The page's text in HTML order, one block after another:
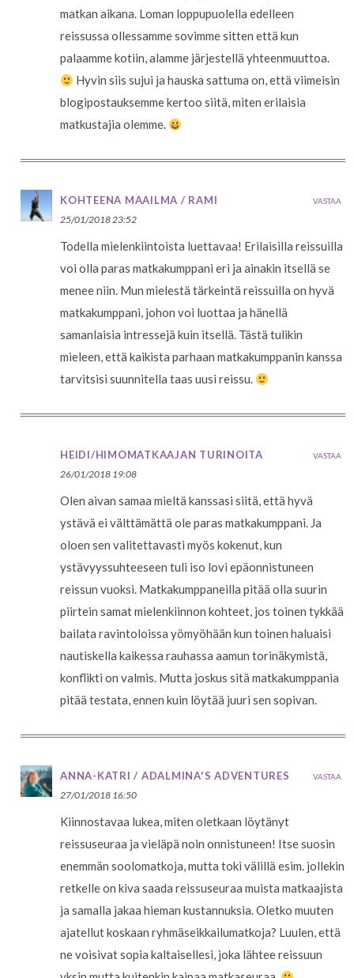
matkan aikana. Loman loppupuolella edelleen
reissussa ollessamme sovimme sitten että kun
palaamme kotiin, alamme järjestellä yhteenmuuttoa.
Hyvin siis sujui ja hauska sattuma on, että viimeisin
blogipostauksemme kertoo siitä, miten erilaisia
matkustajia olemme.
KOHTEENA MAAILMA / RAMI
25/01/2018 23:52
Todella mielenkiintoista luettavaa! Erilaisilla reissuilla
voi olla paras matkakumppani eri ja ainakin itsellä se
menee niin. Mun mielestä tärkeintä reissuilla on hyvä
matkakumppani, johon voi luottaa ja hänellä
samanlaisia intressejä kuin itsellä. Tästä tulikin
mieleen, että kaikista parhaan matkakumppanin kanssa
tarvitsisi suunnitella taas uusi reissu.
VASTAA
HEIDI/HIMOMATKAAJAN TURINOITA
26/01/2018 19:08
Olen aivan samaa mieltä kanssasi siitä, että hyvä
ystävä ei välttämättä ole paras matkakumppani. Ja
oloen sen valitettavasti myös kokenut, kun
ystävyyssuhteeseen tuli iso lovi epäonnistuneen
reissun vuoksi. Matkakumppaneilla pitää olla suurin
piirtein samat mielenkiinnon kohteet, jos toinen tykkää
bailata ravintoloissa yömyöhään kun toinen haluaisi
nautiskella kaikessa rauhassa aamun torinäkymistä,
konflikti on valmis. Mutta joskus sitä matkakumppania
pitää testata, ennen kuin löytää juuri sen sopivan.
VASTAA
ANNA-KATRI / ADALMINA'S ADVENTURES
27/01/2018 16:50
Kiinnostavaa lukea, miten oletkaan löytänyt
reissuseuraa ja vieläpä noin onnistuneen! Itse suosin
enemmän soolomatkoja, mutta toki välillä esim. jollekin
retkelle on kiva saada reissuseuraa muista matkaajista
ja samalla jakaa hieman kustannuksia. Oletko muuten
ajatellut koskaan ryhmäseikkailumatkoja? Luulen, että
ne voisivat sopia kaltaisellesi, joka lähtee reissuun
VASTAA